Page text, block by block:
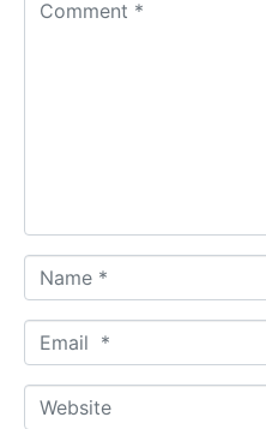
a
m
*
m
aW